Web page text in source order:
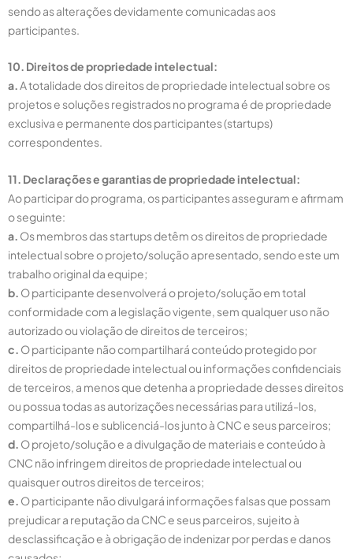
sendo as alterações devidamente comunicadas aos
participantes.
10. Direitos de propriedade intelectual:
a.A totalidade dos direitos de propriedade intelectual sobre os
projetos e soluções registrados no programa é de propriedade
exclusiva e permanente dos participantes (startups)
correspondentes.
11. Declarações e garantias de propriedade intelectual:
Ao participar do programa, os participantes asseguram e afirmam
o seguinte:
a. Os membros das startups detêm os direitos de propriedade
intelectual sobre o projeto/solução apresentado, sendo este um
trabalho original da equipe;
b. O participante desenvolverá o projeto/solução em total
conformidade com a legislação vigente, sem qualquer uso não
autorizado ou violação de direitos de terceiros;
c. O participante não compartilhará conteúdo protegido por
direitos de propriedade intelectual ou informações confidenciais
de terceiros, a menos que detenha a propriedade desses direitos
ou possua todas as autorizações necessárias para utilizá-los,
compartilhá-los e sublicenciá-los junto à CNC e seus parceiros;
d. O projeto/solução e a divulgação de materiais e conteúdo à
CNC não infringem direitos de propriedade intelectual ou
quaisquer outros direitos de terceiros;
e. O participante não divulgará informações falsas que possam
prejudicar a reputação da CNC e seus parceiros, sujeito à
desclassificação e à obrigação de indenizar por perdas e danos